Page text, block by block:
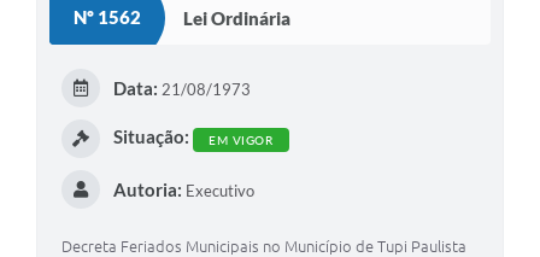
Nº 1562 Lei Ordinária
Data: 21/08/1973
Situação: EM VIGOR
Autoria: Executivo
Decreta Feriados Municipais no Município de Tupi Paulista